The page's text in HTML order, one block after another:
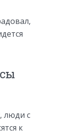
люди с
к